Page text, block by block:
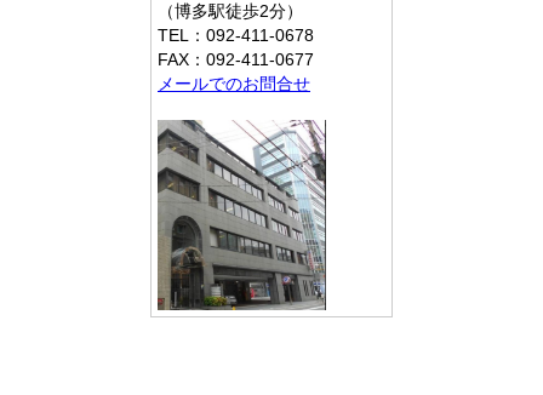
（博多駅徒歩2分）
TEL：092-411-0678
FAX：092-411-0677
メールでのお問合せ